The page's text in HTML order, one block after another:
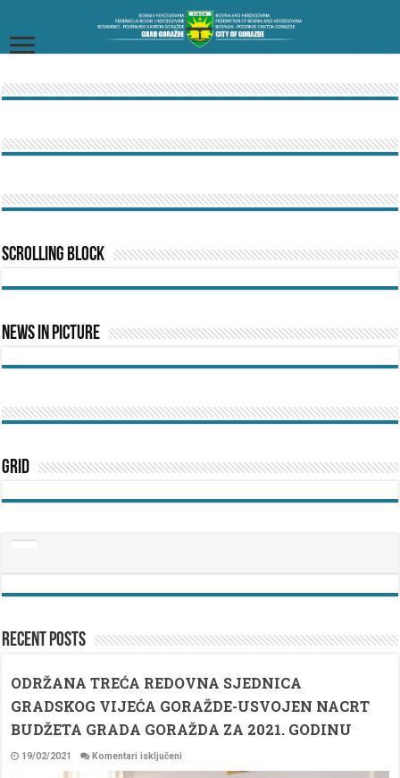
Scrolling Block
News In Picture
Grid
Recent Posts
ODRŽANA TREĆA REDOVNA SJEDNICA
GRADSKOG VIJEĆA GORAŽDE-USVOJEN NACRT
BUDŽETA GRADA GORAŽDA ZA 2021. GODINU
19/02/2021 Komentari isključeni